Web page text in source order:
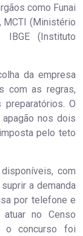
como Funai
MCTI (Ministério
IBGE (Instituto
da empresa
com as regras,
O
nos dois
pelo teto
com
a demanda
por telefone e
no Censo
o concurso foi